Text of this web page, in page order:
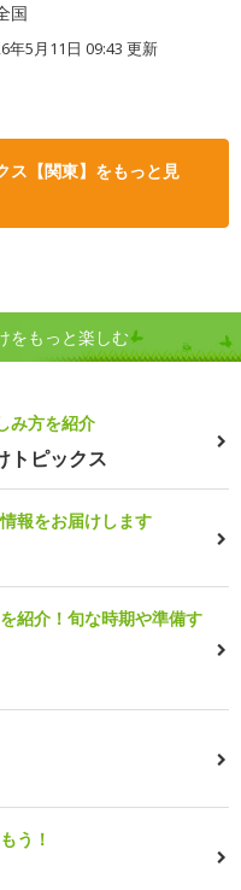
国
年5月11日 09:43 更新
ス【関東】をもっと見
をもっと楽しむ
み方を紹介
トピックス
報をお届けします
紹介！旬な時期や準備す
う！